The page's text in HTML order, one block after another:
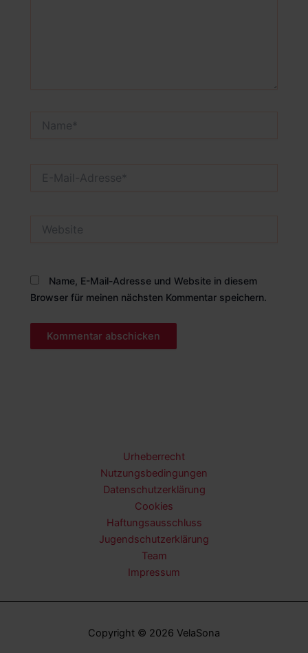
Mail-
Name, E-Mail-Adresse und Website in diesem
Browser für meinen nächsten Kommentar speichern.
Urheberrecht
Nutzungsbedingungen
Datenschutzerklärung
Cookies
Haftungsausschluss
Jugendschutzerklärung
Team
Impressum
Copyright © 2026 VelaSona